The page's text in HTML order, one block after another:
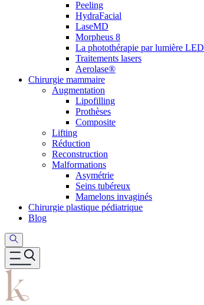
Peeling
HydraFacial
LaseMD
Morpheus 8
La photothérapie par lumière LED
Traitements lasers
Aerolase®
Chirurgie mammaire
Augmentation
Lipofilling
Prothèses
Composite
Lifting
Réduction
Reconstruction
Malformations
Asymétrie
Seins tubéreux
Mamelons invaginés
Chirurgie plastique pédiatrique
Blog